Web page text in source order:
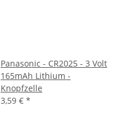
Panasonic - CR2025 - 3 Volt
165mAh Lithium -
Knopfzelle
3,59 € *